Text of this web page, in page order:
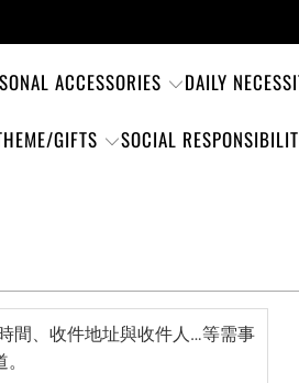
ACCESSORIES DAILY
GIFTS SOCIAL
間、收件地址與收件人…等需事